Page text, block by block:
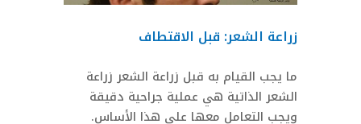
زراعة الشعر: قبل الاقتطاف
ما يجب القيام به قبل زراعة الشعر زراعة
الشعر الذاتية هي عملية جراحية دقيقة
ويجب التعامل معها على هذا الأساس.